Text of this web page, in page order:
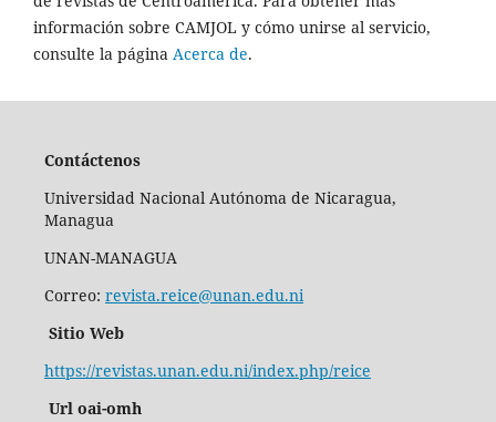
información sobre CAMJOL y cómo unirse al servicio,
consulte la página Acerca de.
Contáctenos
Universidad Nacional Autónoma de Nicaragua,
Managua
UNAN-MANAGUA
Correo: revista.reice@unan.edu.ni
Sitio Web
https://revistas.unan.edu.ni/index.php/reice
Url oai-omh